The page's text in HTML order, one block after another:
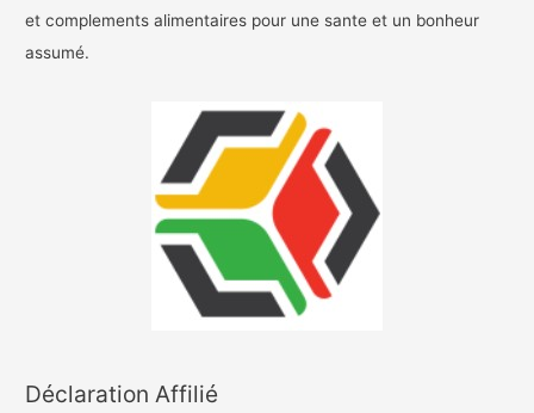
et complements alimentaires pour une sante et un bonheur
assumé.
Déclaration Affilié